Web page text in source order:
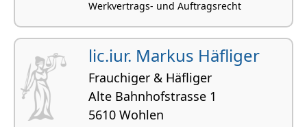
Werkvertrags- und Auftragsrecht
lic.iur. Markus Häfliger
Frauchiger & Häfliger
Alte Bahnhofstrasse 1
5610 Wohlen